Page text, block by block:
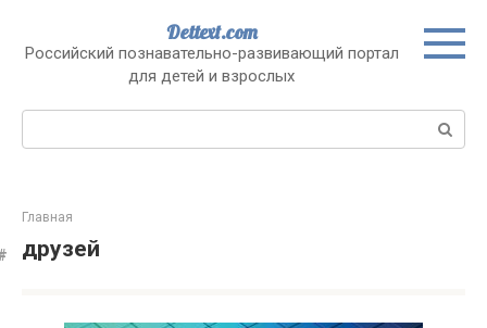
контенту
Dettext.com
Российский познавательно-развивающий портал
для детей и взрослых
Поиск:
Главная
друзей